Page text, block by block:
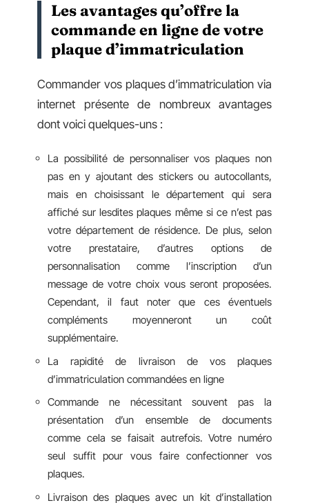
Les avantages qu’offre la
commande en ligne de votre
plaque d’immatriculation
Commander vos plaques d’immatriculation via
internet présente de nombreux avantages
dont voici quelques-uns :
La possibilité de personnaliser vos plaques non
pas en y ajoutant des stickers ou autocollants,
mais en choisissant le département qui sera
affiché sur lesdites plaques même si ce n’est pas
votre département de résidence. De plus, selon
votre prestataire, d’autres options de
personnalisation comme l’inscription d’un
message de votre choix vous seront proposées.
Cependant, il faut noter que ces éventuels
compléments moyenneront un coût
supplémentaire.
La rapidité de livraison de vos plaques
d’immatriculation commandées en ligne
Commande ne nécessitant souvent pas la
présentation d’un ensemble de documents
comme cela se faisait autrefois. Votre numéro
seul suffit pour vous faire confectionner vos
plaques.
Livraison des plaques avec un kit d’installation